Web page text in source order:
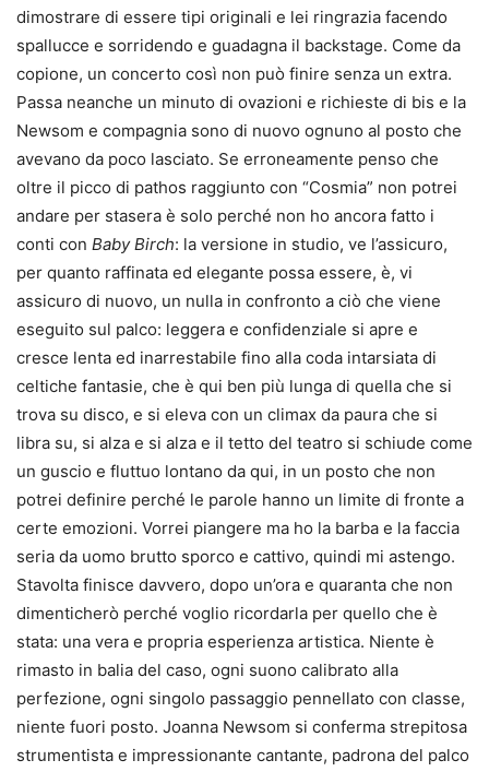
dimostrare di essere tipi originali e lei ringrazia facendo
spallucce e sorridendo e guadagna il backstage. Come da
copione, un concerto così non può finire senza un extra.
Passa neanche un minuto di ovazioni e richieste di bis e la
Newsom e compagnia sono di nuovo ognuno al posto che
avevano da poco lasciato. Se erroneamente penso che
oltre il picco di pathos raggiunto con “Cosmia” non potrei
andare per stasera è solo perché non ho ancora fatto i
conti con Baby Birch: la versione in studio, ve l’assicuro,
per quanto raffinata ed elegante possa essere, è, vi
assicuro di nuovo, un nulla in confronto a ciò che viene
eseguito sul palco: leggera e confidenziale si apre e
cresce lenta ed inarrestabile fino alla coda intarsiata di
celtiche fantasie, che è qui ben più lunga di quella che si
trova su disco, e si eleva con un climax da paura che si
libra su, si alza e si alza e il tetto del teatro si schiude come
un guscio e fluttuo lontano da qui, in un posto che non
potrei definire perché le parole hanno un limite di fronte a
certe emozioni. Vorrei piangere ma ho la barba e la faccia
seria da uomo brutto sporco e cattivo, quindi mi astengo.
Stavolta finisce davvero, dopo un’ora e quaranta che non
dimenticherò perché voglio ricordarla per quello che è
stata: una vera e propria esperienza artistica. Niente è
rimasto in balia del caso, ogni suono calibrato alla
perfezione, ogni singolo passaggio pennellato con classe,
niente fuori posto. Joanna Newsom si conferma strepitosa
strumentista e impressionante cantante, padrona del palco